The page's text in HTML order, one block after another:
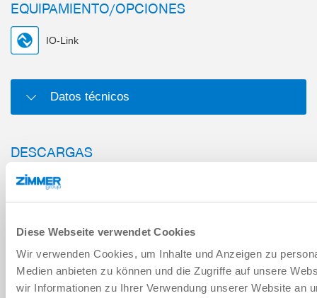
Diese Webseite verwendet Cookies
Wir verwenden Cookies, um Inhalte und Anzeigen zu
Medien anbieten zu können und die Zugriffe auf unsere
wir Informationen zu Ihrer Verwendung unserer Website an
EQUIPAMIENTO/OPCIONES
IO-Link
Datos técnicos
DESCARGAS
Descargar